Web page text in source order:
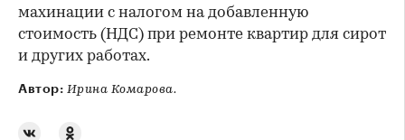
махинации с налогом на добавленную
стоимость (НДС) при ремонте квартир для сирот
и других работах.
Автор: Ирина Комарова.